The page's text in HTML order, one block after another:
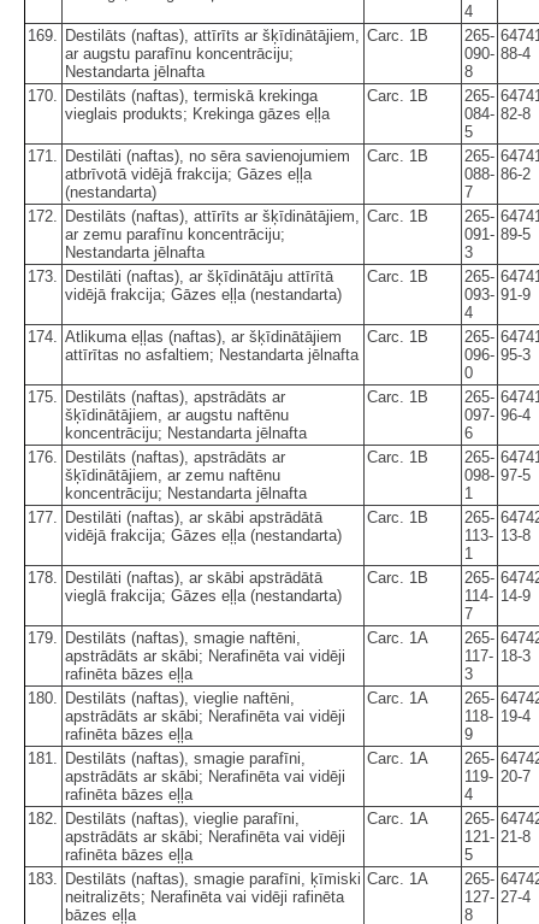
4
169.
Destilāts (naftas), attīrīts ar šķīdinātājiem,
ar augstu parafīnu koncentrāciju;
Nestandarta jēlnafta
Carc. 1B
265-
090-
8
88-4
170.
Destilāts (naftas), termiskā krekinga
vieglais produkts; Krekinga gāzes eļļa
Carc. 1B
265-
084-
5
82-8
171.
Destilāti (naftas), no sēra savienojumiem
atbrīvotā vidējā frakcija; Gāzes eļļa
(nestandarta)
Carc. 1B
265-
088-
7
86-2
172.
Destilāts (naftas), attīrīts ar šķīdinātājiem,
ar zemu parafīnu koncentrāciju;
Nestandarta jēlnafta
Carc. 1B
265-
091-
3
89-5
173.
Destilāti (naftas), ar šķīdinātāju attīrītā
vidējā frakcija; Gāzes eļļa (nestandarta)
Carc. 1B
265-
093-
4
91-9
174.
Atlikuma eļļas (naftas), ar šķīdinātājiem
attīrītas no asfaltiem; Nestandarta jēlnafta
Carc. 1B
265-
096-
0
95-3
175.
Destilāts (naftas), apstrādāts ar
šķīdinātājiem, ar augstu naftēnu
koncentrāciju; Nestandarta jēlnafta
Carc. 1B
265-
097-
6
96-4
176.
Destilāts (naftas), apstrādāts ar
šķīdinātājiem, ar zemu naftēnu
koncentrāciju; Nestandarta jēlnafta
Carc. 1B
265-
098-
1
97-5
177.
Destilāti (naftas), ar skābi apstrādātā
vidējā frakcija; Gāzes eļļa (nestandarta)
Carc. 1B
265-
113-
1
13-8
178.
Destilāti (naftas), ar skābi apstrādātā
vieglā frakcija; Gāzes eļļa (nestandarta)
Carc. 1B
265-
114-
7
14-9
179.
Destilāts (naftas), smagie naftēni,
apstrādāts ar skābi; Nerafinēta vai vidēji
rafinēta bāzes eļļa
Carc. 1A
265-
117-
3
18-3
180.
Destilāts (naftas), vieglie naftēni,
apstrādāts ar skābi; Nerafinēta vai vidēji
rafinēta bāzes eļļa
Carc. 1A
265-
118-
9
19-4
181.
Destilāts (naftas), smagie parafīni,
apstrādāts ar skābi; Nerafinēta vai vidēji
rafinēta bāzes eļļa
Carc. 1A
265-
119-
4
20-7
182.
Destilāts (naftas), vieglie parafīni,
apstrādāts ar skābi; Nerafinēta vai vidēji
rafinēta bāzes eļļa
Carc. 1A
265-
121-
5
21-8
183.
Destilāts (naftas), smagie parafīni, ķīmiski
neitralizēts; Nerafinēta vai vidēji rafinēta
bāzes eļļa
Carc. 1A
265-
127-
8
27-4